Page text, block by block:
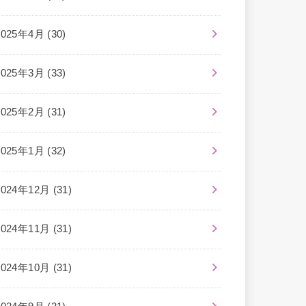
年4月 (30)
年3月 (33)
年2月 (31)
年1月 (32)
年12月 (31)
年11月 (31)
年10月 (31)